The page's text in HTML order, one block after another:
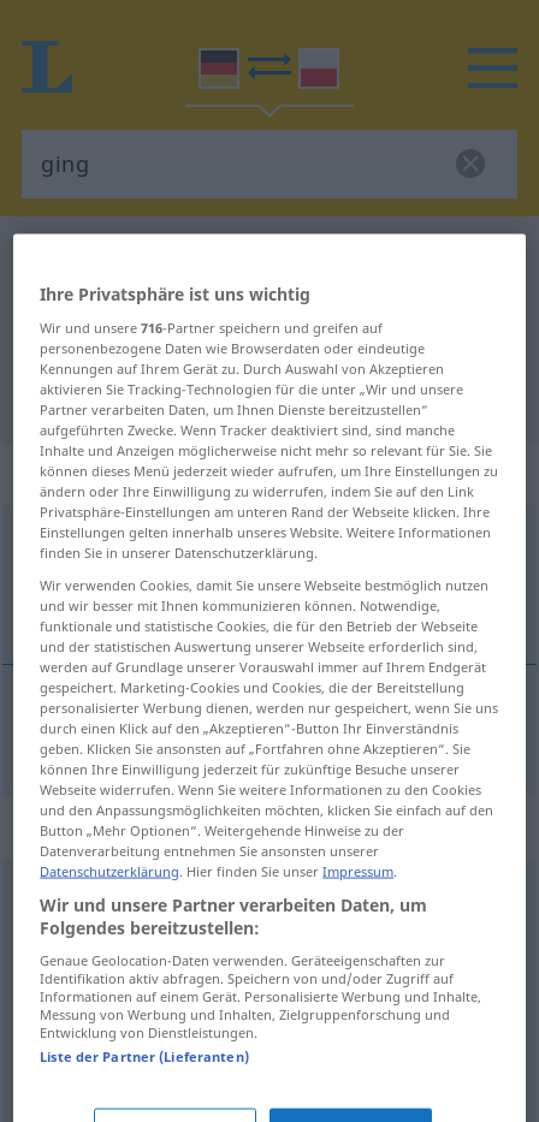
Deutsch-Polnisch Übersetzung für
"ging"
"ging" Polnisch Übersetzung
„ging“
ging
Übersicht aller Übersetzungen
(Für mehr Details die Übersetzung anklicken/antippen)
ging → siehe „gehen“
Beispielsätze für "ging"
da ging mir einLicht auf!
dopierowtedyzaświtałomi
… gingflöten
diabli wzięli AKK
hucznaimpreza
Ihre Privatsphäre ist uns wichtig
Wir und unsere716-Partner speichern und greifen auf
personenbezogene Daten wie Browserdaten oder eindeutige
Kennungen auf Ihrem Gerät zu. Durch Auswahl von Akzeptieren
aktivieren Sie Tracking-Technologien für die unter „Wir und unsere
Partner verarbeiten Daten, um Ihnen Dienste bereitzustellen“
aufgeführten Zwecke. Wenn Tracker deaktiviert sind, sind manche
Inhalte und Anzeigen möglicherweise nicht mehr so relevant für Sie. Sie
können dieses Menü jederzeit wieder aufrufen, um Ihre Einstellungen zu
ändern oder Ihre Einwilligung zu widerrufen, indem Sie auf den Link
Privatsphäre-Einstellungen am unteren Rand der Webseite klicken. Ihre
Einstellungen gelten innerhalb unseres Website. Weitere Informationen
finden Sie in unserer Datenschutzerklärung.
Wir verwenden Cookies, damit Sie unsere Webseite bestmöglich nutzen
und wir besser mit Ihnen kommunizieren können. Notwendige,
funktionale und statistische Cookies, die für den Betrieb der Webseite
und der statistischen Auswertung unserer Webseite erforderlich sind,
werden auf Grundlage unserer Vorauswahl immer auf Ihrem Endgerät
gespeichert. Marketing-Cookies und Cookies, die der Bereitstellung
personalisierter Werbung dienen, werden nur gespeichert, wenn Sie uns
durch einen Klick auf den „Akzeptieren“-Button Ihr Einverständnis
geben. Klicken Sie ansonsten auf „Fortfahren ohne Akzeptieren“. Sie
können Ihre Einwilligung jederzeit für zukünftige Besuche unserer
Webseite widerrufen. Wenn Sie weitere Informationen zu den Cookies
und den Anpassungsmöglichkeiten möchten, klicken Sie einfach auf den
Button „Mehr Optionen“. Weitergehende Hinweise zu der
Datenverarbeitung entnehmen Sie ansonsten unserer
Datenschutzerklärung. Hier finden Sie unserImpressum.
Wir und unsere Partner verarbeiten Daten, um
Folgendes bereitzustellen:
Genaue Geolocation-Daten verwenden. Geräteeigenschaften zur
Identifikation aktiv abfragen. Speichern von und/oder Zugriff auf
Informationen auf einem Gerät. Personalisierte Werbung und Inhalte,
Messung von Werbung und Inhalten, Zielgruppenforschung und
Entwicklung von Dienstleistungen.
Liste der Partner (Lieferanten)